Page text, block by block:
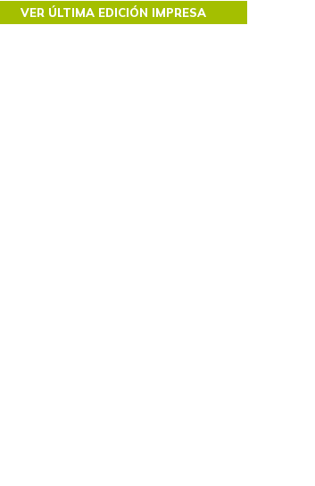
VER ÚLTIMA EDICIÓN IMPRESA